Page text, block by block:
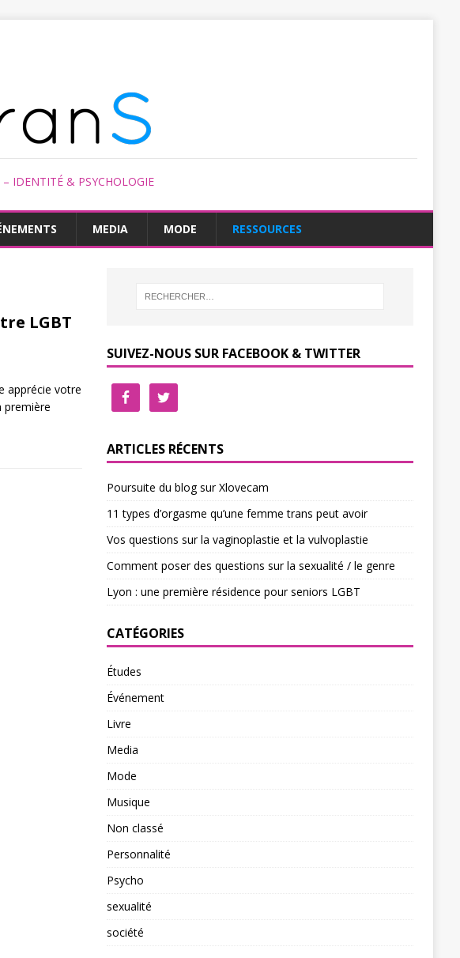
IDENTITÉ & PSYCHOLOGIE
MEDIA MODE RESSOURCES
LGBT
apprécie votre
première
SUIVEZ-NOUS SUR FACEBOOK & TWITTER
ARTICLES RÉCENTS
Poursuite du blog sur Xlovecam
11 types d’orgasme qu’une femme trans peut avoir
Vos questions sur la vaginoplastie et la vulvoplastie
Comment poser des questions sur la sexualité / le genre
Lyon : une première résidence pour seniors LGBT
CATÉGORIES
Études
Événement
Livre
Media
Mode
Musique
Non classé
Personnalité
Psycho
sexualité
société